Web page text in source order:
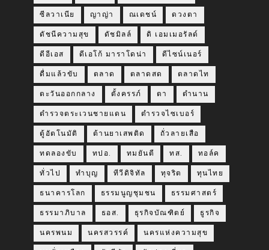
ซีลวาเนีย ญาญ่า ณเดชน์ ดวงตา
ดัชนีความสุข ดัชมิลล์ ดิ เอมเมอรัลด์
ดีอีเอส ดีเอโก้ มาราโดน่า ดีไซน์เนอร์
ดื่มแล้วขับ ตลาด ตลาดสด ตลาดไท
ตะวันออกกลาง ตั้งครรภ์ ตา ตำนาน
ตำรวจตระเวนชายแดน ตำรวจไซเบอร์
ตู้อัตโนมัติ ต้านยาเสพติด ถั่วลายเสือ
ทดลองขับ ทปอ. ทมยันตี ทส. ทอล์ค
ทั่วไป ทำบุญ ทีวีดิจิทัล ทุจริต ทุนไทย
ธนาคารโลก ธรรมนูญชุมชน ธรรมศาสตร์
ธรรมาภิบาล ธอส. ธุรกิจบัณฑิตย์ ธูรกิจ
นครพนม นครสวรรค์ นครแห่งความสุข